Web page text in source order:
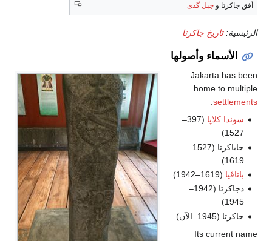
أفق جاكرتا و جبل گدى
الرئيسية:تاريخ جاكرتا
الأسماء وأصولها
Jakarta has been
home to multiple
settlements
:
سوندا كلاپا
(397–
1527)
جاياكرتا (1527–
1619)
باتاڤيا (1619–1942)
دجاكرتا (1942–
1945)
جاكرتا (1945–الآن)
Its current name